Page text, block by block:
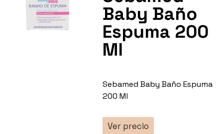
Baby Baño
Espuma 200
Ml
Sebamed Baby Baño Espuma
200 Ml
Ver precio